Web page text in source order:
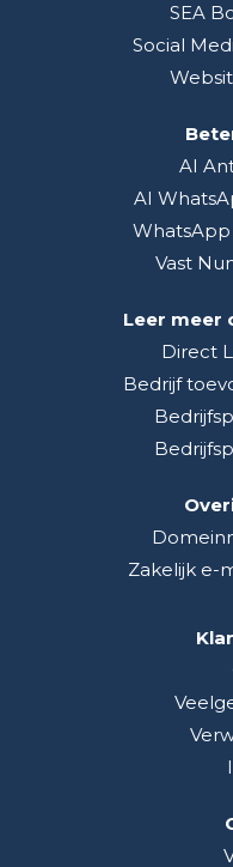
SEA
Social
AI
AI
Vast
Leer meer
Direct
Bedrijf
Zakelijk e-